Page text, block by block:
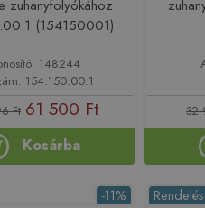
zuhanyfolyókához
(154150001)
148244
154.150.00.1
Ft 61 500 Ft
Kosárba
32
-11%